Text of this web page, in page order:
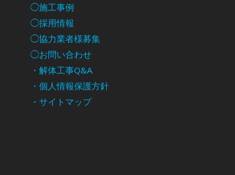
◯施工事例
◯採用情報
◯協力業者様募集
◯お問い合わせ
・解体工事Q&A
・個人情報保護方針
・サイトマップ